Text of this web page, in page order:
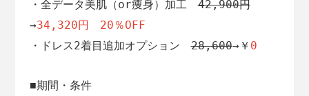
・全データ美肌（or痩身）加工 42,900円
→34,320円　20％OFF
・ドレス2着目追加オプション 28,600→ ￥ 0
■期間・条件